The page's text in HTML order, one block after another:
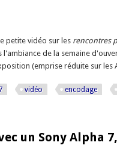
petite vidéo sur les rencontres
l'ambiance de la semaine
(emprise réduite sur les
vidéo encodage
2014
un Sony Alpha